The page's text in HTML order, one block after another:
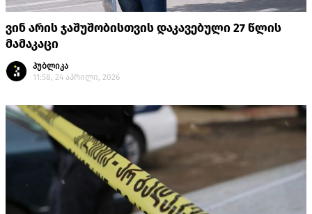
ვინ არის ჯაშუშობისთვის დაკავებული 27 წლის
მამაკაცი
პუბლიკა
11:58, 24 აპრილი, 2026